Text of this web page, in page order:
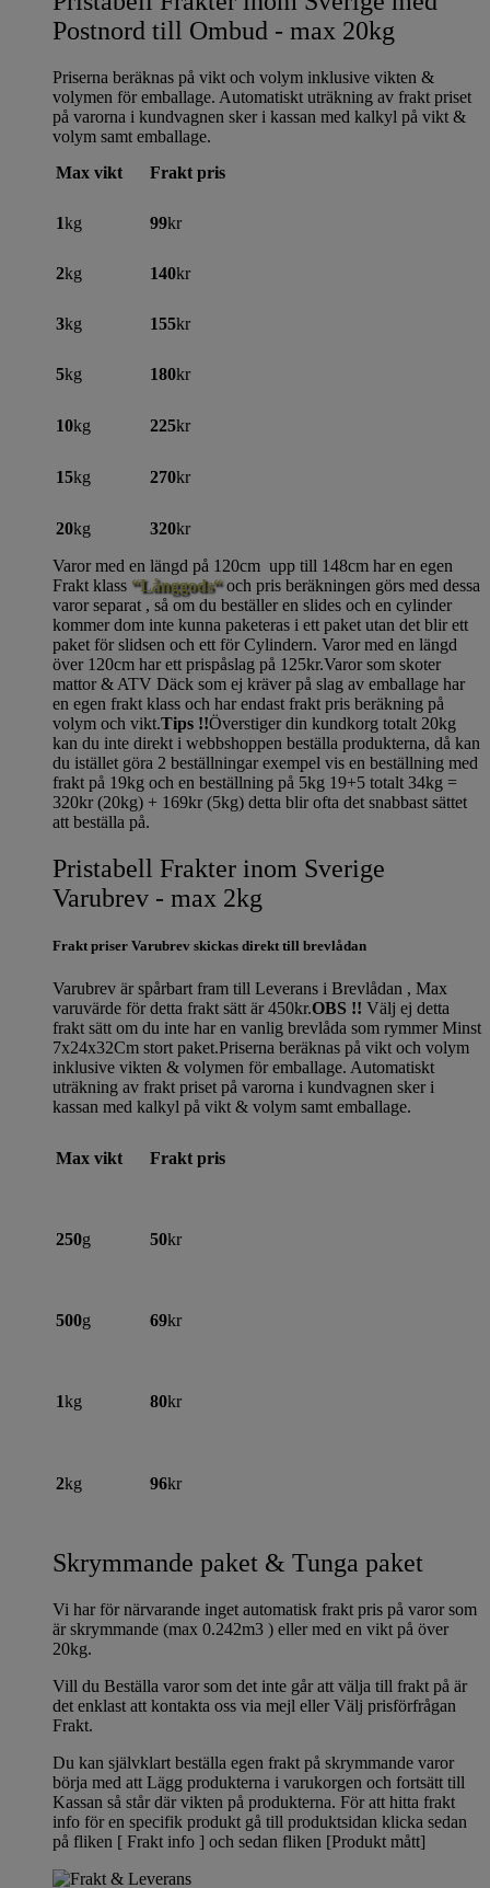
Postnord till Ombud - max 20kg
Priserna beräknas på vikt och volym inklusive vikten &
volymen för emballage. Automatiskt uträkning av frakt priset
på varorna i kundvagnen sker i kassan med kalkyl på vikt &
volym samt emballage.
Max vikt
Frakt pris
1kg 99kr
2kg 140kr
3kg 155kr
5kg 180kr
10kg 225kr
15kg 270kr
20kg 320kr
Varor med en längd på 120cm upp till 148cm har en egen
Frakt klass “Långgods“och pris beräkningen görs med dessa
varor separat , så om du beställer en slides och en cylinder
kommer dom inte kunna paketeras i ett paket utan det blir ett
paket för slidsen och ett för Cylindern. Varor med en längd
över 120cm har ett prispåslag på 125kr.Varor som skoter
mattor & ATV Däck som ej kräver på slag av emballage har
en egen frakt klass och har endast frakt pris beräkning på
volym och vikt.Tips !!Överstiger din kundkorg totalt 20kg
kan du inte direkt i webbshoppen beställa produkterna, då kan
du istället göra 2 beställningar exempel vis en beställning med
frakt på 19kg och en beställning på 5kg 19+5 totalt 34kg =
320kr (20kg) + 169kr (5kg) detta blir ofta det snabbast sättet
att beställa på.
Pristabell Frakter inom Sverige
Varubrev - max 2kg
Frakt priser Varubrev skickas direkt till brevlådan
Varubrev är spårbart fram till Leverans i Brevlådan , Max
varuvärde för detta frakt sätt är 450kr.OBS !! Välj ej detta
frakt sätt om du inte har en vanlig brevlåda som rymmer Minst
7x24x32Cm stort paket.Priserna beräknas på vikt och volym
inklusive vikten & volymen för emballage. Automatiskt
uträkning av frakt priset på varorna i kundvagnen sker i
kassan med kalkyl på vikt & volym samt emballage.
Max vikt Frakt pris
250g 50kr
500g 69kr
1kg 80kr
2kg 96kr
Skrymmande paket & Tunga paket
Vi har för närvarande inget automatisk frakt pris på varor som
är skrymmande (max 0.242m3 ) eller med en vikt på över
20kg.
Vill du Beställa varor som det inte går att välja till frakt på är
det enklast att kontakta oss via mejl eller Välj prisförfrågan
Frakt.
Du kan självklart beställa egen frakt på skrymmande varor
börja med att Lägg produkterna i varukorgen och fortsätt till
Kassan så står där vikten på produkterna. För att hitta frakt
info för en specifik produkt gå till produktsidan klicka sedan
på fliken [ Frakt info ] och sedan fliken [Produkt mått]